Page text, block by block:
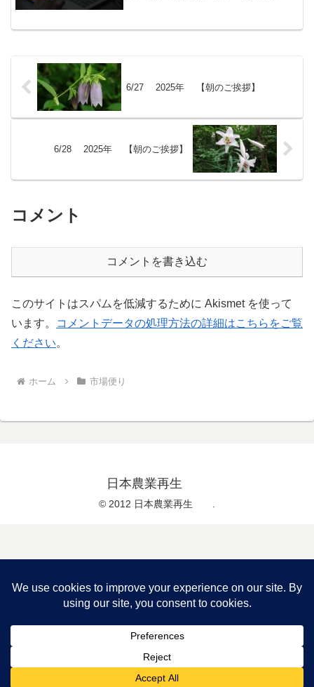
も糖度が高めなのが特長。夏ミカンのほ
6/27 2025年 【朝のご挨拶】
6/28 2025年 【朝のご挨拶】
コメント
コメントを書き込む
このサイトはスパムを低減するために Akismet を使って
います。
コメントデータの処理方法の詳細はこちらをご覧
ください。
ホーム 市場便り
日本農業再生
© 2012 日本農業再生 .